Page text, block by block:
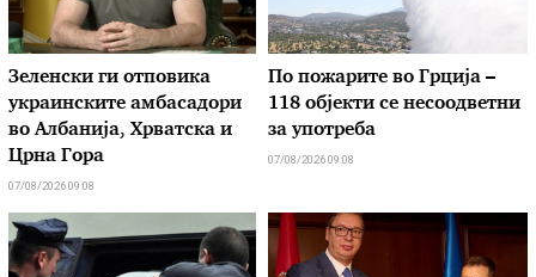
Зеленски ги отповика
украинските амбасадори
во Албанија, Хрватска и
Црна Гора
07/08/2026 09:08
По пожарите во Грција –
118 објекти се несоодветни
за употреба
07/08/2026 09:08